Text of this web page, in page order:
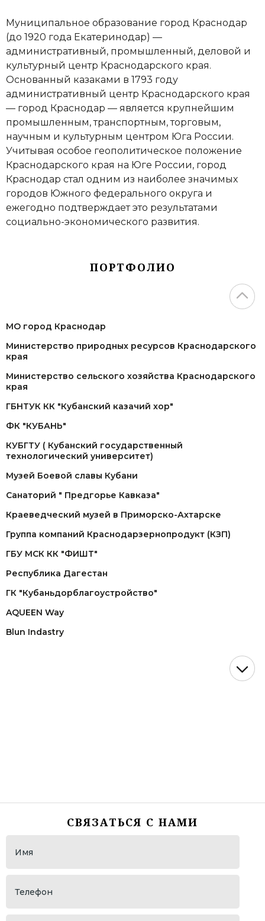
ПОРТФОЛИО
МО город Краснодар
Министерство природных ресурсов Краснодарского
края
Министерство сельского хозяйства Краснодарского
края
ГБНТУК КК "Кубанский казачий хор"
ФК "КУБАНЬ"
КУБГТУ ( Кубанский государственный
технологический университет)
Музей Боевой славы Кубани
Санаторий " Предгорье Кавказа"
Краеведческий музей в Приморско-Ахтарске
Группа компаний Краснодарзернопродукт (КЗП)
ГБУ МСК КК "ФИШТ"
Республика Дагестан
ГК "Кубаньдорблагоустройство"
AQUEEN Way
Blun Indastry
Гандбольный Клуб "Динамо"
ОАО "НЭСК"
ПБЛ "ЛОКОМОТИВ"
Муниципальное образование город Краснодар
(до 1920 года Екатеринодар) —
административный, промышленный, деловой и
культурный центр Краснодарского края.
Основанный казаками в 1793 году
административный центр Краснодарского края
— город Краснодар — является крупнейшим
промышленным, транспортным, торговым,
научным и культурным центром Юга России.
Учитывая особое геополитическое положение
Краснодарского края на Юге России, город
Краснодар стал одним из наиболее значимых
городов Южного федерального округа и
ежегодно подтверждает это результатами
социально-экономического развития.
СВЯЗАТЬСЯ С НАМИ